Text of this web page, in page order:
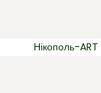
Нікополь-